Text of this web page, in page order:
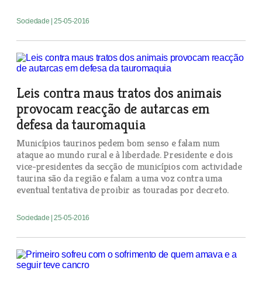
Sociedade | 25-05-2016
Leis contra maus tratos dos animais
provocam reacção de autarcas em
defesa da tauromaquia
Municípios taurinos pedem bom senso e falam num
ataque ao mundo rural e à liberdade. Presidente e dois
vice-presidentes da secção de municípios com actividade
taurina são da região e falam a uma voz contra uma
eventual tentativa de proibir as touradas por decreto.
Sociedade | 25-05-2016